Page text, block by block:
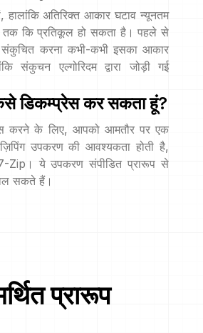
अतिरिक्त आकार घटाव न्यूनतम
तक कि प्रतिकूल हो सकता है। पहले से
करना कभी-कभी इसका आकार
संकुचन एल्गोरिदम द्वारा जोड़ी गई
डिकम्प्रेस कर सकता हूं?
करने के लिए, आपको आमतौर पर एक
उपकरण की आवश्यकता होती है,
Zip। ये उपकरण संपीडित प्रारूप से
सकते हैं।
प्रारूप